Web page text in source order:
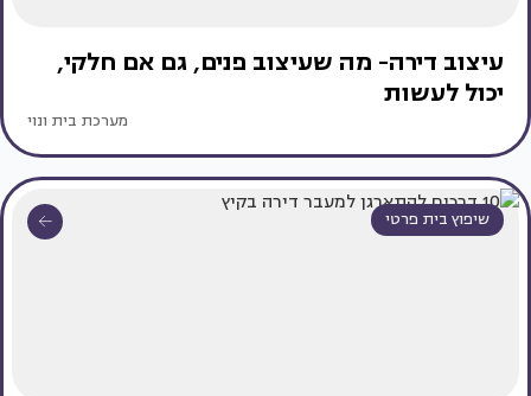
עיצוב דירה- מה שעיצוב פנים, גם אם חלקי,
יכול לעשות
מערכת בית ונוי
שיפוץ בית פרטי